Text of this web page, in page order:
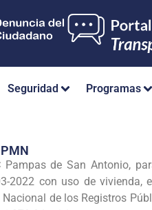
Seguridad Programas
de San Antonio,
2022 con uso de vivienda,
de los Registros